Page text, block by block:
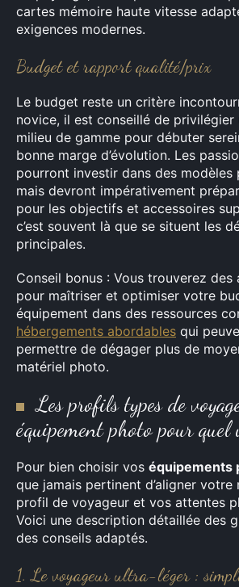
cartes mémoire haute vitesse
exigences modernes.
Budget et rapport qualité/prix
Le budget reste un critère
novice, il est conseillé de
milieu de gamme pour débuter
bonne marge d’évolution. Les
pourront investir dans des modèles
mais devront impérativement
pour les objectifs et accessoires
c’est souvent là que se situent les
principales.
Conseil bonus : Vous trouverez des
pour maîtriser et optimiser votre
équipement dans des ressources
hébergements abordables qui
permettre de dégager plus de
matériel photo.
Les profils types de
équipement photo pour quel
Pour bien choisir vos équipements
que jamais pertinent d’aligner
profil de voyageur et vos attentes
Voici une description détaillée des
des conseils adaptés.
1. Le voyageur ultra-léger :